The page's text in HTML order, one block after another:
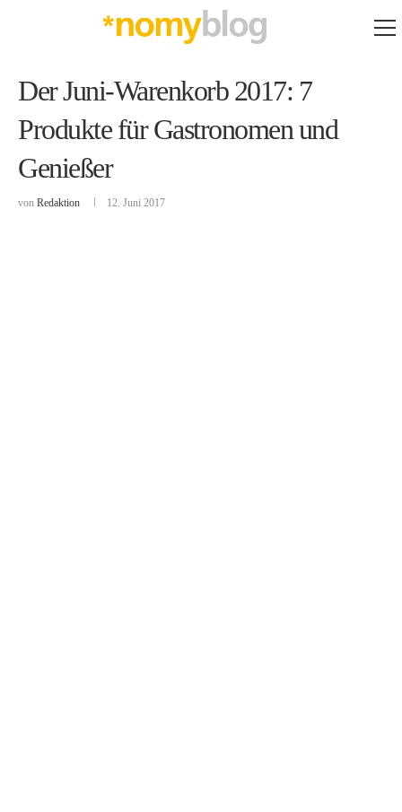
Der Juni-Warenkorb 2017: 7
Produkte für Gastronomen und
Genießer
von Redaktion 12. Juni 2017